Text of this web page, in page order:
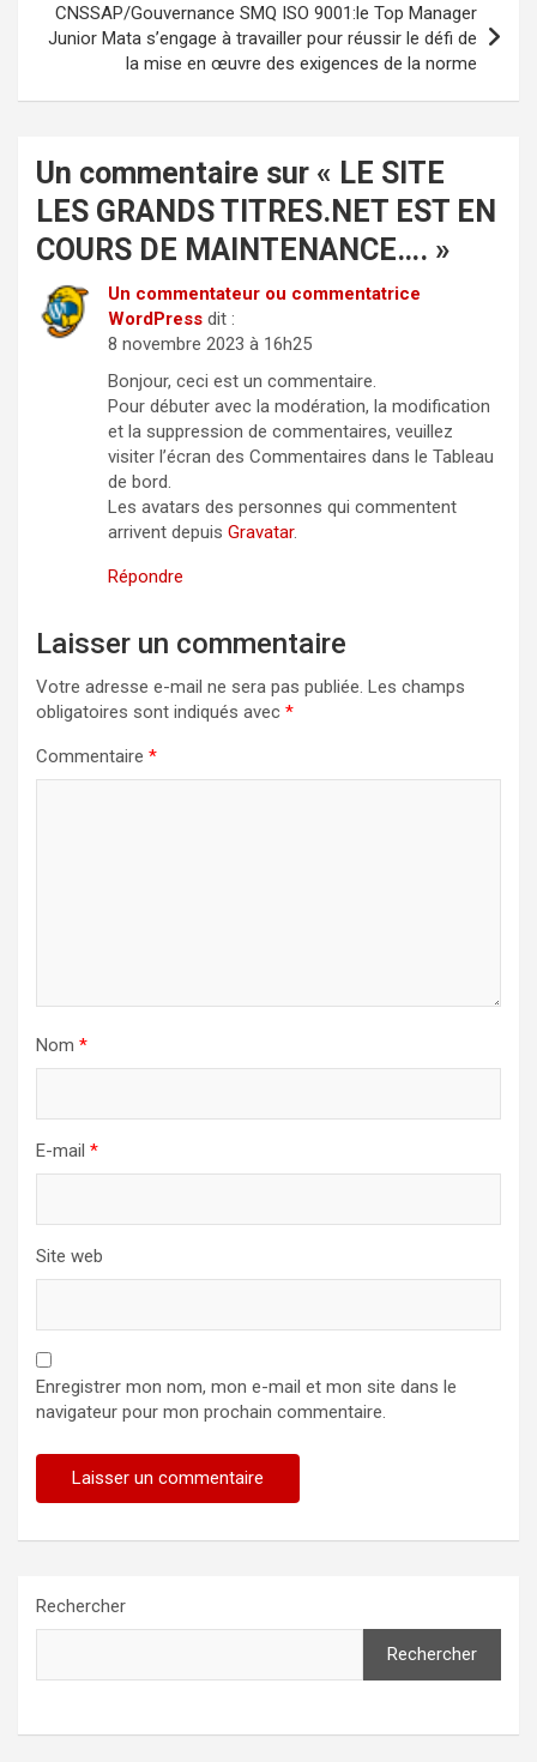
de
CNSSAP/Gouvernance SMQ ISO 9001:le Top Manager
Junior Mata s’engage à travailler pour réussir le défi de
la mise en œuvre des exigences de la norme
Un commentaire sur « LE SITE
LES GRANDS TITRES.NET EST EN
COURS DE MAINTENANCE…. »
Un commentateur ou commentatrice
WordPress dit :
8 novembre 2023 à 16h25
Bonjour, ceci est un commentaire.
Pour débuter avec la modération, la modification
et la suppression de commentaires, veuillez
visiter l’écran des Commentaires dans le Tableau
de bord.
Les avatars des personnes qui commentent
arrivent depuis Gravatar.
Répondre
Laisser un commentaire
Votre adresse e-mail ne sera pas publiée. Les champs
obligatoires sont indiqués avec *
Commentaire *
Nom *
E-mail *
Site web
Enregistrer mon nom, mon e-mail et mon site dans le
navigateur pour mon prochain commentaire.
Rechercher
Rechercher